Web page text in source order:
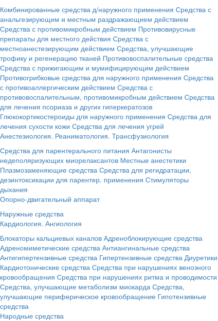
Комбинированные средства д/наружного применения Средства с
анальгезирующим и местным раздражающием действием
Средства с противомикробным действием Противовирусные
препараты для местного действия Средства с
местноанестезирующим действием Средства, улучшающие
трофику и регенерацию тканей Противовоспалительные средства
Средства с прижигающим и мумифицирующим действием
Противогрибковые средства для наружного применения Средства
с противоаллергическим действием Средства с
противовоспалительным, противомикробным действием Средства
для лечения псориаза и других гиперкератозов
Глюкокортикостероиды для наружного применения Средства для
лечения сухости кожи Средства для лечения угрей
Анестезиология. Реаниматология. Трансфузиология
Средства для парентерального питания Антагонисты
недеполяризующих миорелаксантов Местные анестетики
Плазмозаменяющие средства Средства для регидратации,
дезинтоксикации для парентер. применения Стимуляторы
дыхания
Опорно-двигательный аппарат
Наружные средства
Кардиология. Ангиология
Блокаторы кальциевых каналов Адреноблокирующие средства
Адреномиметические средства Антиангинальные средства
Антигипертензивные средства Гипертензивные средства Диуретики
Кардиотонические средства Средства при нарушениях венозного
кровообращения Средства при нарушениях ритма и проводимости
Средства, улучшающие метаболизм миокарда Средства,
улучшающие периферическое кровообращение Гипотензивные
средства
Народные средства